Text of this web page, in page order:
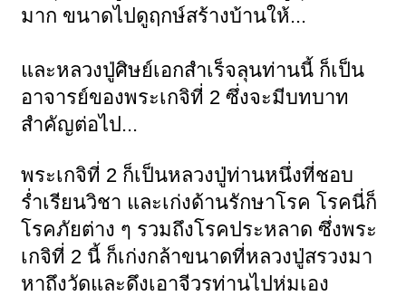
มาก ขนาดไปดูฤกษ์สร้างบ้านให้...
และหลวงปู่ศิษย์เอกสำเร็จลุนท่านนี้ ก็เป็น
อาจารย์ของพระเกจิที่ 2 ซึ่งจะมีบทบาท
สำคัญต่อไป...
พระเกจิที่ 2 ก็เป็นหลวงปู่ท่านหนึ่งที่ชอบ
ร่ำเรียนวิชา และเก่งด้านรักษาโรค โรคนี่ก็
โรคภัยต่าง ๆ รวมถึงโรคประหลาด ซึ่งพระ
เกจิที่ 2 นี้ ก็เก่งกล้าขนาดที่หลวงปู่สรวงมา
หาถึงวัดและดึงเอาจีวรท่านไปห่มเอง